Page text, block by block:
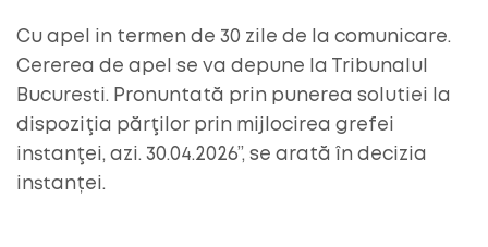
Cu apel in termen de 30 zile de la comunicare.
Cererea de apel se va depune la Tribunalul
Bucuresti. Pronuntată prin punerea solutiei la
dispoziţia părţilor prin mijlocirea grefei
instanţei, azi. 30.04.2026”, se arată în decizia
instanței.